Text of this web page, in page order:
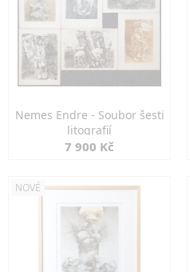
Nemes Endre - Soubor šesti
litografií
7 900 Kč
NOVÉ